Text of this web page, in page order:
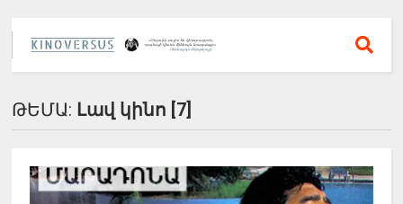
ԹԵՄԱ: Լավ կինո [7]